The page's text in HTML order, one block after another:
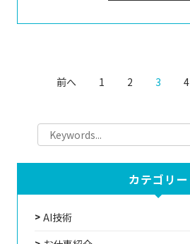
前へ 1 2 3 4
カテゴリー
AI技術